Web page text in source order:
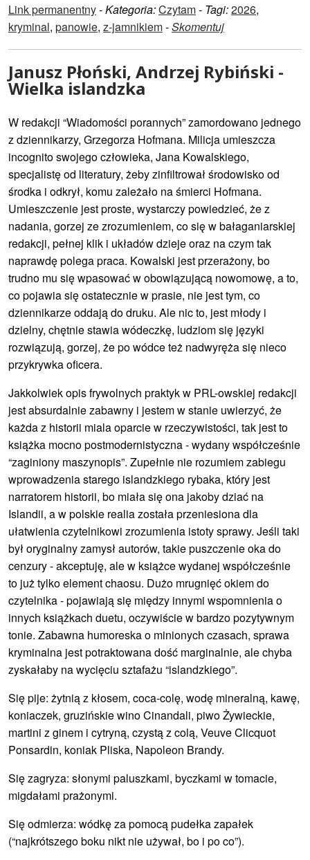
Link permanentny-Kategoria:Czytam- Tagi:2026,
kryminal, panowie, z-jamnikiem-Skomentuj
Janusz Płoński, Andrzej Rybiński -
Wielka islandzka
W redakcji “Wiadomości porannych” zamordowano jednego
z dziennikarzy, Grzegorza Hofmana. Milicja umieszcza
incognito swojego człowieka, Jana Kowalskiego,
specjalistę od literatury, żeby zinfiltrował środowisko od
środka i odkrył, komu zależało na śmierci Hofmana.
Umieszczenie jest proste, wystarczy powiedzieć, że z
nadania, gorzej ze zrozumieniem, co się w bałaganiarskiej
redakcji, pełnej klik i układów dzieje oraz na czym tak
naprawdę polega praca. Kowalski jest przerażony, bo
trudno mu się wpasować w obowiązującą nowomowę, a to,
co pojawia się ostatecznie w prasie, nie jest tym, co
dziennikarze oddają do druku. Ale nic to, jest młody i
dzielny, chętnie stawia wódeczkę, ludziom się języki
rozwiązują, gorzej, że po wódce też nadwyręża się nieco
przykrywka oficera.
Jakkolwiek opis frywolnych praktyk w PRL-owskiej redakcji
jest absurdalnie zabawny i jestem w stanie uwierzyć, że
każda z historii miala oparcie w rzeczywistości, tak jest to
książka mocno postmodernistyczna - wydany współcześnie
“zaginiony maszynopis”. Zupełnie nie rozumiem zabiegu
wprowadzenia starego islandzkiego rybaka, który jest
narratorem historii, bo miała się ona jakoby dziać na
Islandii, a w polskie realia została przeniesiona dla
ułatwienia czytelnikowi zrozumienia istoty sprawy. Jeśli taki
był oryginalny zamysł autorów, takie puszczenie oka do
cenzury - akceptuję, ale w książce wydanej współcześnie
to już tylko element chaosu. Dużo mrugnięć okiem do
czytelnika - pojawiają się między innymi wspomnienia o
innych książkach duetu, oczywiście w bardzo pozytywnym
tonie. Zabawna humoreska o minionych czasach, sprawa
kryminalna jest potraktowana dość marginalnie, ale chyba
zyskałaby na wycięciu sztafażu “islandzkiego”.
Się pije: żytnią z kłosem, coca-colę, wodę mineralną, kawę,
koniaczek, gruzińskie wino Cinandali, piwo Żywieckie,
martini z ginem i cytryną, czystą z colą, Veuve Clicquot
Ponsardin, koniak Pliska, Napoleon Brandy.
Się zagryza: słonymi paluszkami, byczkami w tomacie,
migdałami prażonymi.
Się odmierza: wódkę za pomocą pudełka zapałek
(“najkrótszego boku nikt nie używał, bo i po co”).